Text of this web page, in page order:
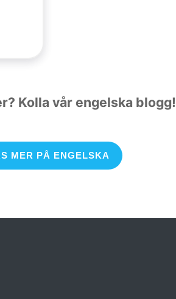
Kolla vår engelska blogg!
MER PÅ ENGELSKA